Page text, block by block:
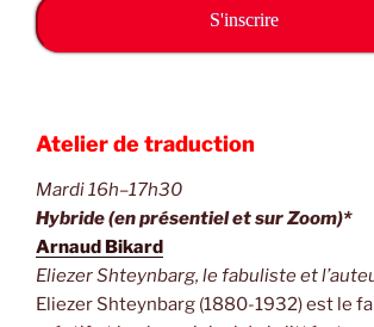
S'inscrire
Atelier de traduction
Mardi 16h–17h30
Hybride (en présentiel et sur Zoom)*
Arnaud Bikard
Eliezer Shteynbarg, le fabuliste et
Eliezer Shteynbarg (1880-1932) est le